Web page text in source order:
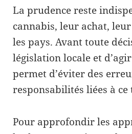
La prudence reste
cannabis, leur achat,
les pays. Avant toute
législation locale et
permet d’éviter des
responsabilités liées à ce
Pour approfondir les